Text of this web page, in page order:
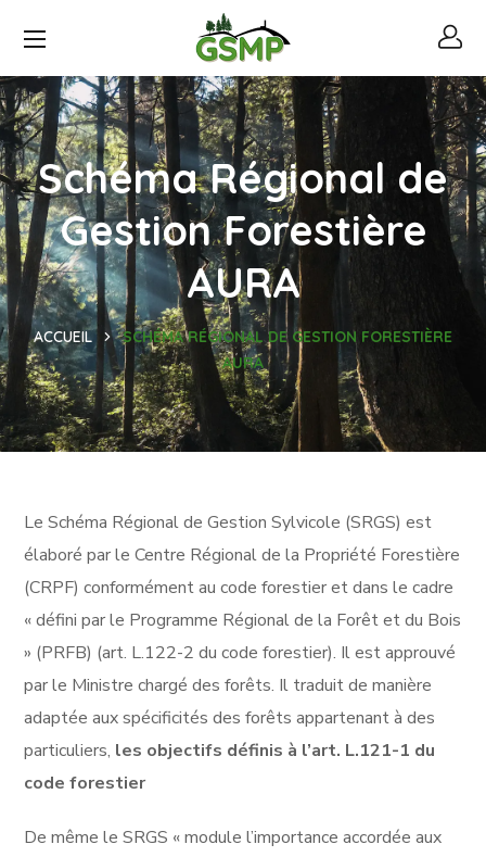
Schéma Régional de
Gestion Forestière
AURA
ACCUEIL
SCHÉMA RÉGIONAL DE GESTION FORESTIÈRE
AURA
Le Schéma Régional de Gestion Sylvicole (SRGS) est
élaboré par le Centre Régional de la Propriété Forestière
(CRPF) conformément au code forestier et dans le cadre
« défini par le Programme Régional de la Forêt et du Bois
» (PRFB) (art. L.122-2 du code forestier). Il est approuvé
par le Ministre chargé des forêts. Il traduit de manière
adaptée aux spécificités des forêts appartenant à des
particuliers, les objectifs définis à l’art. L.121-1 du
code forestier
De même le SRGS « module l’importance accordée aux